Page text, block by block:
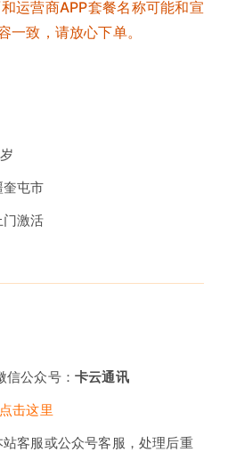
运营商APP套餐名称可能和宣
一致，请放心下单。
屯市
激活
信公众号： 卡云通讯
点击这里
站客服或公众号客服，处理后重